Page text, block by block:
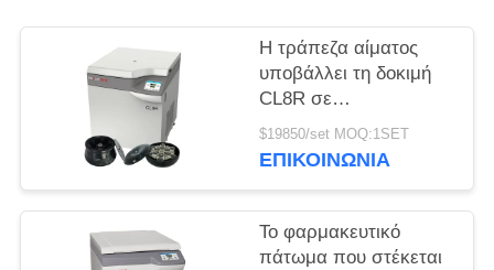
Η τράπεζα αίματος
υποβάλλει τη δοκιμή
CL8R σε
φυγοκέντρωση MAC
κατεψυγμένη
9000r/min ικανότητας
$19850/set MOQ:1SET
ΕΠΙΚΟΙΝΩΝΊΑ
Το φαρμακευτικό
πάτωμα που στέκεται